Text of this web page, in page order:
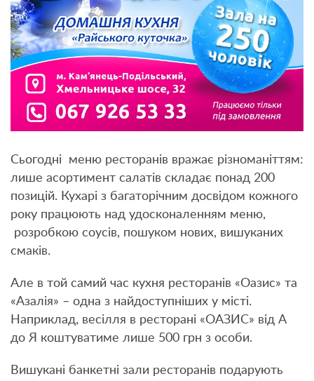
Сьогодні меню ресторанів вражає різноманіттям:
лише асортимент салатів складає понад 200
позицій. Кухарі з багаторічним досвідом кожного
року працюють над удосконаленням меню,
розробкою соусів, пошуком нових, вишуканих
смаків.
Але в той самий час кухня ресторанів «Оазис» та
«Азалія» – одна з найдоступніших у місті.
Наприклад, весілля в ресторані «ОАЗИС» від А
до Я коштуватиме лише 500 грн з особи.
Вишукані банкетні зали ресторанів подарують